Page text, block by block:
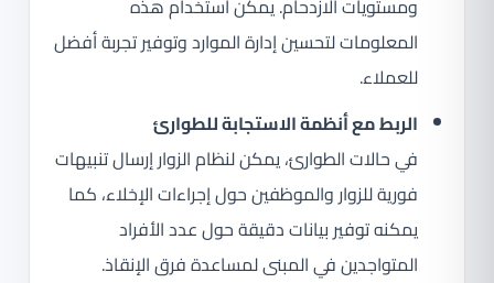
ومستويات الازدحام. يمكن استخدام هذه
المعلومات لتحسين إدارة الموارد وتوفير تجربة أفضل
للعملاء.
الربط مع أنظمة الاستجابة للطوارئ
في حالات الطوارئ، يمكن لنظام الزوار إرسال تنبيهات
فورية للزوار والموظفين حول إجراءات الإخلاء، كما
يمكنه توفير بيانات دقيقة حول عدد الأفراد
المتواجدين في المبنى لمساعدة فرق الإنقاذ.